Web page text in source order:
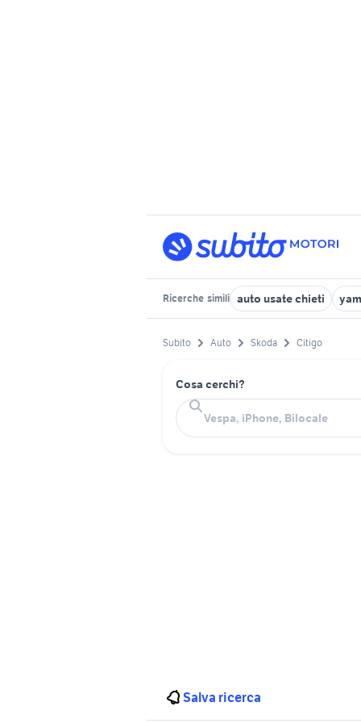
Ricerche simili auto usate chieti
Subito Auto Skoda Citigo
Cosa cerchi?
Salva ricerca